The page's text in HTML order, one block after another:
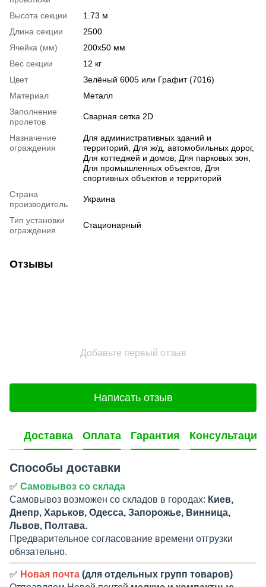
Высота секции
1.73 м
Длина секции
2500
Ячейка (мм)
200х50 мм
Вес секции
12 кг
Цвет
Зелёный 6005 или Графит (7016)
Материал
Металл
Заполнение
пролетов
Сварная сетка 2D
Назначение
ограждения
Для административных зданий и
территорий, Для ж/д, автомобильных дорог,
Для коттеджей и домов, Для парковых зон,
Для промышленных объектов, Для
спортивных объектов и территорий
Страна
производитель
Украина
Тип установки
ограждения
Стационарный
Отзывы
Добавьте первый отзыв
Написать отзыв
Доставка Оплата Гарантия Консультация
Способы доставки
✅ Самовывоз со склада
Самовывоз возможен со складов в городах: Киев,
Днепр, Харьков, Одесса, Запорожье, Винница,
Львов, Полтава.
Предварительное согласование времени отгрузки
обязательно.
✅ Новая почта (для отдельных групп товаров)